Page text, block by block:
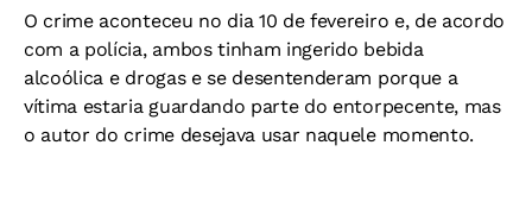
O crime aconteceu no dia 10 de fevereiro e, de acordo
com a polícia, ambos tinham ingerido bebida
alcoólica e drogas e se desentenderam porque a
vítima estaria guardando parte do entorpecente, mas
o autor do crime desejava usar naquele momento.